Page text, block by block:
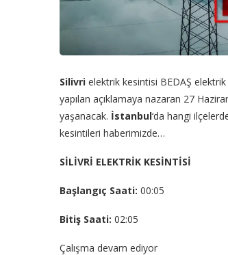
Silivri elektrik kesintisi BEDAŞ elektrik
yapılan açıklamaya nazaran 27
yaşanacak. İstanbul‘da hangi
kesintileri haberimizde…
SİLİVRİ ELEKTRİK KESİNTİSİ
Başlangıç Saati: 00:05
Bitiş Saati: 02:05
Çalışma devam ediyor